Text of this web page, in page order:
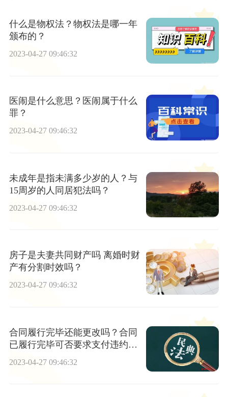
什么是物权法？物权法是哪一年
颁布的？
2023-04-27 09:46:32
医闹是什么意思？医闹属于什么
罪？
2023-04-27 09:46:32
未成年是指未满多少岁的人？与
15周岁的人同居犯法吗？
2023-04-27 09:46:32
房子是夫妻共同财产吗 离婚时财
产有分割时效吗？
2023-04-27 09:46:32
合同履行完毕还能更改吗？合同
已履行完毕可否要求支付违约
2023-04-27 09:46:32